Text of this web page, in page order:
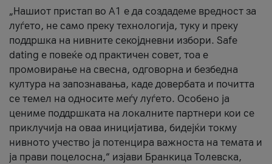
„Нашиот пристап во А1 е да создадеме вредност за
луѓето, не само преку технологија, туку и преку
поддршка на нивните секојдневни избори. Safe
dating е повеќе од практичен совет, тоа е
промовирање на свесна, одговорна и безбедна
култура на запознавања, каде довербата и почитта
се темел на односите меѓу луѓето. Особено ја
цениме поддршката на локалните партнери кои се
приклучија на оваа иницијатива, бидејќи токму
нивното учество ја потенцира важноста на темата и
ја прави поцелосна,“ изјави Бранкица Толевска,